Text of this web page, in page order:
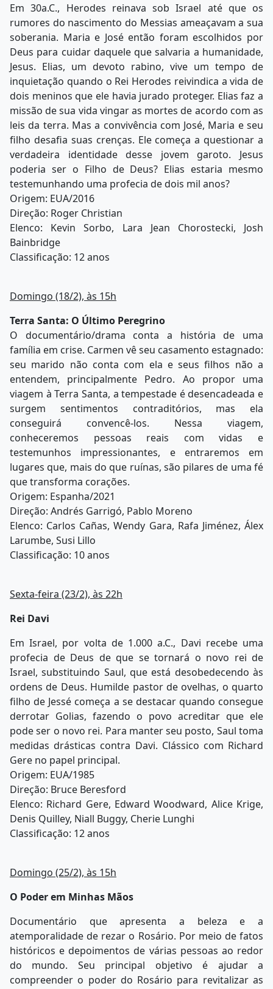
Em 30a.C., Herodes reinava sob Israel até que os
rumores do nascimento do Messias ameaçavam a sua
soberania. Maria e José então foram escolhidos por
Deus para cuidar daquele que salvaria a humanidade,
Jesus. Elias, um devoto rabino, vive um tempo de
inquietação quando o Rei Herodes reivindica a vida de
dois meninos que ele havia jurado proteger. Elias faz a
missão de sua vida vingar as mortes de acordo com as
leis da terra. Mas a convivência com José, Maria e seu
filho desafia suas crenças. Ele começa a questionar a
verdadeira identidade desse jovem garoto. Jesus
poderia ser o Filho de Deus? Elias estaria mesmo
testemunhando uma profecia de dois mil anos?
Origem: EUA/2016
Direção: Roger Christian
Elenco: Kevin Sorbo, Lara Jean Chorostecki, Josh
Bainbridge
Classificação: 12 anos
Domingo (18/2), às 15h
Terra Santa: O Último Peregrino
O documentário/drama conta a história de uma
família em crise. Carmen vê seu casamento estagnado:
seu marido não conta com ela e seus filhos não a
entendem, principalmente Pedro. Ao propor uma
viagem à Terra Santa, a tempestade é desencadeada e
surgem sentimentos contraditórios, mas ela
conseguirá convencê-los. Nessa viagem,
conheceremos pessoas reais com vidas e
testemunhos impressionantes, e entraremos em
lugares que, mais do que ruínas, são pilares de uma fé
que transforma corações.
Origem: Espanha/2021
Direção: Andrés Garrigó, Pablo Moreno
Elenco: Carlos Cañas, Wendy Gara, Rafa Jiménez, Álex
Larumbe, Susi Lillo
Classificação: 10 anos
Sexta-feira (23/2), às 22h
Rei Davi
Em Israel, por volta de 1.000 a.C., Davi recebe uma
profecia de Deus de que se tornará o novo rei de
Israel, substituindo Saul, que está desobedecendo às
ordens de Deus. Humilde pastor de ovelhas, o quarto
filho de Jessé começa a se destacar quando consegue
derrotar Golias, fazendo o povo acreditar que ele
pode ser o novo rei. Para manter seu posto, Saul toma
medidas drásticas contra Davi. Clássico com Richard
Gere no papel principal.
Origem: EUA/1985
Direção: Bruce Beresford
Elenco: Richard Gere, Edward Woodward, Alice Krige,
Denis Quilley, Niall Buggy, Cherie Lunghi
Classificação: 12 anos
Domingo (25/2), às 15h
O Poder em Minhas Mãos
Documentário que apresenta a beleza e a
atemporalidade de rezar o Rosário. Por meio de fatos
históricos e depoimentos de várias pessoas ao redor
do mundo. Seu principal objetivo é ajudar a
compreender o poder do Rosário para revitalizar as